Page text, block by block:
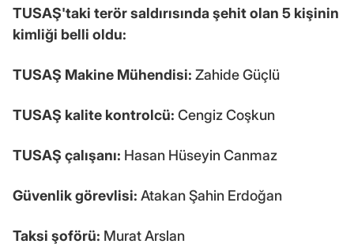
TUSAŞ'taki terör saldırısında şehit olan 5 kişinin
kimliği belli oldu:
TUSAŞ Makine Mühendisi: Zahide Güçlü
TUSAŞ kalite kontrolcü: Cengiz Coşkun
TUSAŞ çalışanı: Hasan Hüseyin Canmaz
Güvenlik görevlisi: Atakan Şahin Erdoğan
Taksi şoförü: Murat Arslan